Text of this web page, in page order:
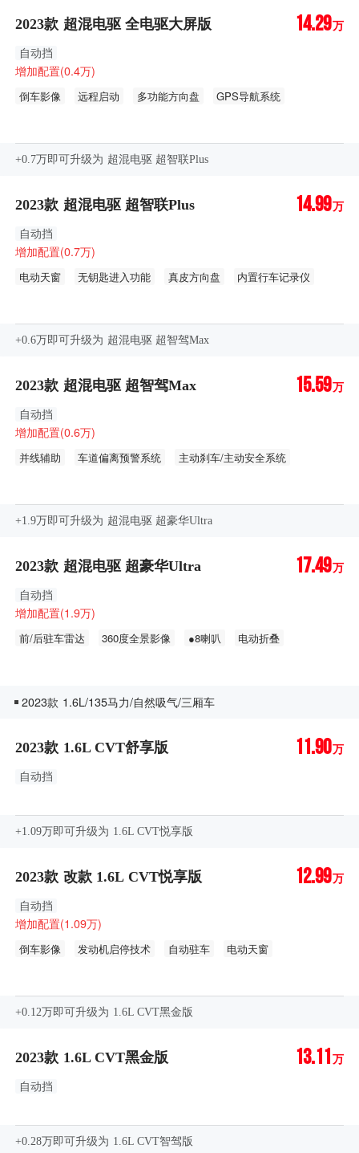
2023款 超混电驱 全电驱大屏版 14.29万
自动挡
增加配置(0.4万)
倒车影像 远程启动 多功能方向盘
GPS导航系统
+0.7万即可升级为 超混电驱 超智联Plus
2023款 超混电驱 超智联Plus 14.99万
自动挡
增加配置(0.7万)
电动天窗 无钥匙进入功能 真皮方向盘
内置行车记录仪
自动头灯
车内环境氛围灯
仿皮座椅
后排杯架
后座出风口
+0.6万即可升级为 超混电驱 超智驾Max
2023款 超混电驱 超智驾Max 15.59万
自动挡
增加配置(0.6万)
并线辅助 车道偏离预警系统
主动刹车/主动安全系统
+1.9万即可升级为 超混电驱 超豪华Ultra
2023款 超混电驱 超豪华Ultra 17.49万
自动挡
增加配置(1.9万)
前/后驻车雷达 360度全景影像 ●8喇叭
电动折叠
2023款 1.6L/135马力/自然吸气/三厢车
2023款 1.6L CVT舒享版 11.90万
自动挡
+1.09万即可升级为 1.6L CVT悦享版
2023款 改款 1.6L CVT悦享版 12.99万
自动挡
增加配置(1.09万)
倒车影像 发动机启停技术 自动驻车
电动天窗
内置行车记录仪
LED／氙气大灯 LED日间行车灯
自动头灯
车联网
自动空调空调 后座出风口
+0.12万即可升级为 1.6L CVT黑金版
2023款 1.6L CVT黑金版 13.11万
自动挡
+0.28万即可升级为 1.6L CVT智驾版